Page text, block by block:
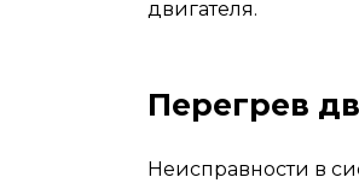
двигателя.
Перегрев
Неисправности в